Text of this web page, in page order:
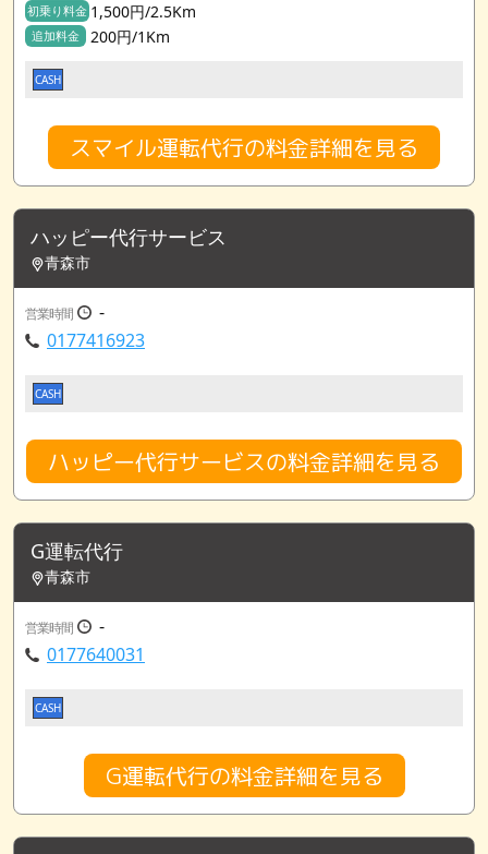
初乗り料金 1,500円/2.5Km
追加料金 200円/1Km
CASH
スマイル運転代行の料金詳細を見る
ハッピー代行サービス
青森市
営業時間
-
0177416923
CASH
ハッピー代行サービスの料金詳細を見る
G運転代行
青森市
営業時間
-
0177640031
CASH
G運転代行の料金詳細を見る